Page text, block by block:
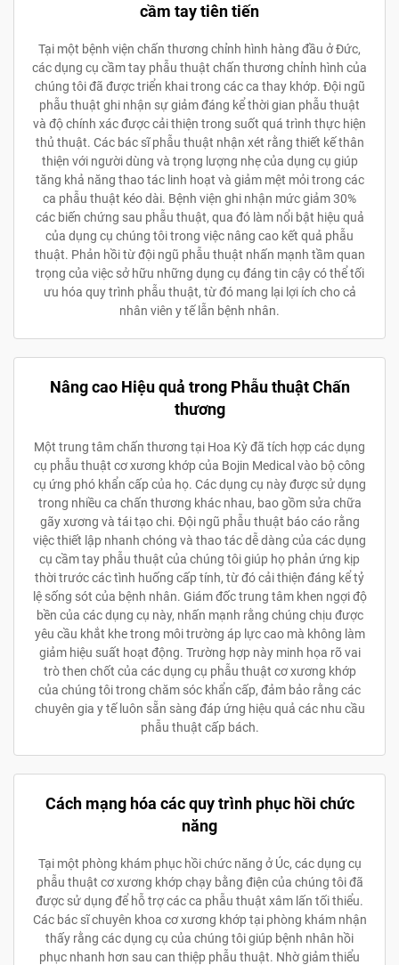
cầm tay tiên tiến
Tại một bệnh viện chấn thương chỉnh hình hàng đầu ở Đức,
các dụng cụ cầm tay phẫu thuật chấn thương chỉnh hình của
chúng tôi đã được triển khai trong các ca thay khớp. Đội ngũ
phẫu thuật ghi nhận sự giảm đáng kể thời gian phẫu thuật
và độ chính xác được cải thiện trong suốt quá trình thực hiện
thủ thuật. Các bác sĩ phẫu thuật nhận xét rằng thiết kế thân
thiện với người dùng và trọng lượng nhẹ của dụng cụ giúp
tăng khả năng thao tác linh hoạt và giảm mệt mỏi trong các
ca phẫu thuật kéo dài. Bệnh viện ghi nhận mức giảm 30%
các biến chứng sau phẫu thuật, qua đó làm nổi bật hiệu quả
của dụng cụ chúng tôi trong việc nâng cao kết quả phẫu
thuật. Phản hồi từ đội ngũ phẫu thuật nhấn mạnh tầm quan
trọng của việc sở hữu những dụng cụ đáng tin cậy có thể tối
ưu hóa quy trình phẫu thuật, từ đó mang lại lợi ích cho cả
nhân viên y tế lẫn bệnh nhân.
Nâng cao Hiệu quả trong Phẫu thuật Chấn
thương
Một trung tâm chấn thương tại Hoa Kỳ đã tích hợp các dụng
cụ phẫu thuật cơ xương khớp của Bojin Medical vào bộ công
cụ ứng phó khẩn cấp của họ. Các dụng cụ này được sử dụng
trong nhiều ca chấn thương khác nhau, bao gồm sửa chữa
gãy xương và tái tạo chi. Đội ngũ phẫu thuật báo cáo rằng
việc thiết lập nhanh chóng và thao tác dễ dàng của các dụng
cụ cầm tay phẫu thuật của chúng tôi giúp họ phản ứng kịp
thời trước các tình huống cấp tính, từ đó cải thiện đáng kể tỷ
lệ sống sót của bệnh nhân. Giám đốc trung tâm khen ngợi độ
bền của các dụng cụ này, nhấn mạnh rằng chúng chịu được
yêu cầu khắt khe trong môi trường áp lực cao mà không làm
giảm hiệu suất hoạt động. Trường hợp này minh họa rõ vai
trò then chốt của các dụng cụ phẫu thuật cơ xương khớp
của chúng tôi trong chăm sóc khẩn cấp, đảm bảo rằng các
chuyên gia y tế luôn sẵn sàng đáp ứng hiệu quả các nhu cầu
phẫu thuật cấp bách.
Cách mạng hóa các quy trình phục hồi chức
năng
Tại một phòng khám phục hồi chức năng ở Úc, các dụng cụ
phẫu thuật cơ xương khớp chạy bằng điện của chúng tôi đã
được sử dụng để hỗ trợ các ca phẫu thuật xâm lấn tối thiểu.
Các bác sĩ chuyên khoa cơ xương khớp tại phòng khám nhận
thấy rằng các dụng cụ của chúng tôi giúp bệnh nhân hồi
phục nhanh hơn sau can thiệp phẫu thuật. Nhờ giảm thiểu